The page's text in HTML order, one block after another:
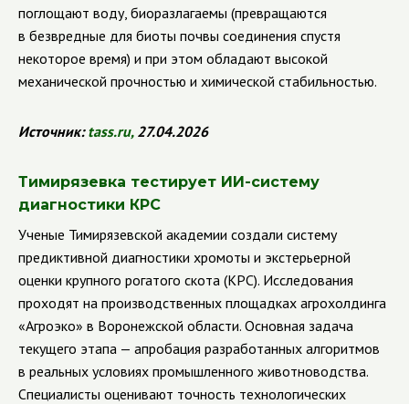
поглощают воду, биоразлагаемы (превращаются
в безвредные для биоты почвы соединения спустя
некоторое время) и при этом обладают высокой
механической прочностью и химической стабильностью.
Источник: tass.ru,27.04.2026
Тимирязевка тестирует ИИ-систему
диагностики КРС
Ученые Тимирязевской академии создали систему
предиктивной диагностики хромоты и экстерьерной
оценки крупного рогатого скота (КРС). Исследования
проходят на производственных площадках агрохолдинга
«Агроэко» в Воронежской области. Основная задача
текущего этапа — апробация разработанных алгоритмов
в реальных условиях промышленного животноводства.
Специалисты оценивают точность технологических